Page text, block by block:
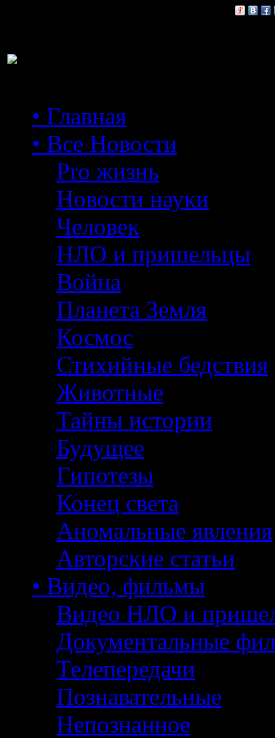
• Главная
• Все Новости
Pro жизнь
Новости науки
Человек
НЛО и пришельцы
Война
Планета Земля
Космос
Стихийные бедствия
Животные
Тайны истории
Будущее
Гипотезы
Конец света
Аномальные явления
Авторские статьи
• Видео, фильмы
Видео НЛО и
Документальные
Телепередачи
Познавательные
Непознанное